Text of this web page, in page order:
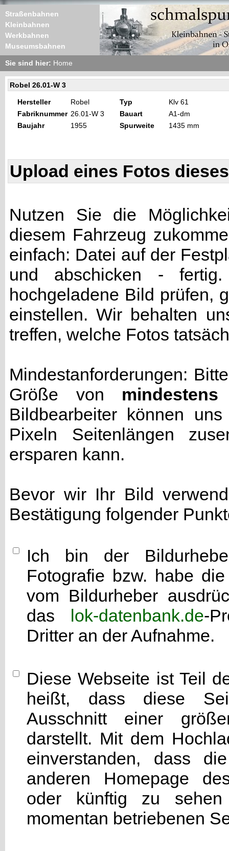
Straßenbahnen
Kleinbahnen
Werkbahnen
Museumsbahnen
Sie sind hier: Home
Robel 26.01-W 3
Hersteller Robel Typ
Klv 61
Fabriknummer 26.01-W 3 Bauart
A1-dm
Baujahr
1955 Spurweite 1435 mm
Upload eines Fotos
Nutzen Sie die
diesem Fahrzeug
einfach: Datei auf der
und abschicken -
hochgeladene Bild prüfen,
einstellen. Wir behalten
treffen, welche Fotos
Mindestanforderungen:
Größe von
Bildbearbeiter können
Pixeln Seitenlängen
ersparen kann.
Bevor wir Ihr Bild
Bestätigung folgender
Ich bin der
Fotografie bzw. habe
vom Bildurheber
das lok-datenbank.de-
Dritter an der Aufnahme.
Diese Webseite ist Teil
heißt, dass diese
Ausschnitt einer
darstellt. Mit dem
einverstanden, dass
anderen Homepage
oder künftig zu
momentan betriebenen